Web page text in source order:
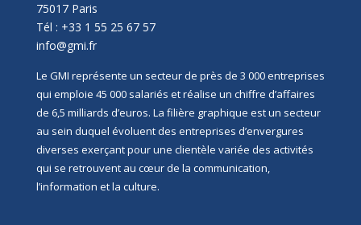
75017 Paris
Tél : +33 1 55 25 67 57
info@gmi.fr
Le GMI représente un secteur de près de 3 000 entreprises
qui emploie 45 000 salariés et réalise un chiffre d’affaires
de 6,5 milliards d’euros. La filière graphique est un secteur
au sein duquel évoluent des entreprises d’envergures
diverses exerçant pour une clientèle variée des activités
qui se retrouvent au cœur de la communication,
l’information et la culture.